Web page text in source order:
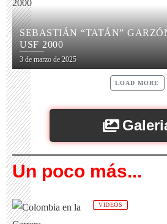
SEBASTIÁN “TATÁN”
USF 2000
3 de marzo de 2025
LOAD MORE
Un poco más...
VIDEOS